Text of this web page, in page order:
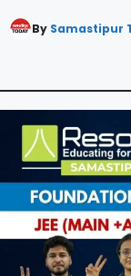
By Samastipur